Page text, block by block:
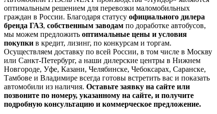
оптимальным решением для перевозки маломобильных
граждан в России. Благодаря статусу официального дилера
бренда ГАЗ, собственным заводам по доработке автобусов,
мы можем предложить оптимальные цены и условия
покупки в кредит, лизинг, по конкурсам и торгам.
Осуществляем доставку по всей России, в том числе в Москву
или Санкт-Петербург, а наши дилерские центры в Нижнем
Новгороде, Уфе, Казани, Челябинске, Чебоксарах, Саранске,
Тамбове и Владимире всегда готовы встретить вас и показать
автомобили из наличия. Оставьте заявку на сайте или
позвоните по номеру, указанному на сайте, и получите
подробную консультацию и коммерческое предложение.